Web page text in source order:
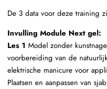
De 3 data voor deze training
Invulling Module Next gel:
Les 1 Model zonder
voorbereiding van de
elektrische manicure voor
Plaatsen en aanpassen van